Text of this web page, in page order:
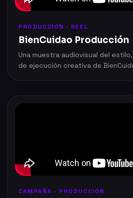
PRODUCCIÓN · REEL
BienCuidao Producción
Una muestra audiovisual del
de ejecución creativa de
CAMPAÑA · PRODUCCIÓN